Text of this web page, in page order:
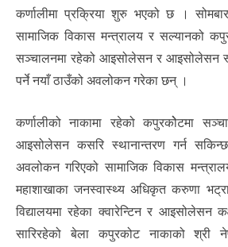
कर्णालीमा प्रक्रिया शुरु भएको छ ।
सामाजिक विकास मन्त्रालय र सल्यानको
सञ्चालनमा रहेको आइसोलेसन र आइसोलेसन
पर्ने नयाँ ठाउँको अवलोकन गरेका छन् ।
कर्णालीको नाकामा रहेको कपुरकोेटमा
आइसोलेसन कसरि स्थानान्तरण गर्न
अवलोकन गरिएको सामाजिक विकास
महाशाखाका जनस्वास्थ्य अधिकृत करुणा
विद्यालयमा रहेका क्वारेन्टिन र आइसोलेसन
सारिरहेको बेला कपुरकोट नाकाको श्री